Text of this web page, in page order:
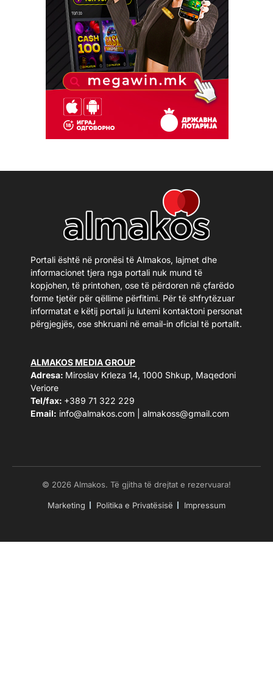
Portali është në pronësi të Almakos, lajmet dhe
informacionet tjera nga portali nuk mund të
kopjohen, të printohen, ose të përdoren në çfarëdo
forme tjetër për qëllime përfitimi. Për të shfrytëzuar
informatat e këtij portali ju lutemi kontaktoni personat
përgjegjës, ose shkruani në email-in oficial të portalit.
ALMAKOS MEDIA GROUP
Adresa: Miroslav Krleza 14, 1000 Shkup, Maqedoni
Veriore
Tel/fax: +389 71 322 229
Email: info@almakos.com almakoss@gmail.com
© 2026 Almakos. Të gjitha të drejtat e rezervuara!
Marketing Politika e Privatësisë Impressum